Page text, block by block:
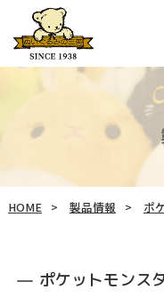
HOME 製品情報 ポ
ポケットモンス